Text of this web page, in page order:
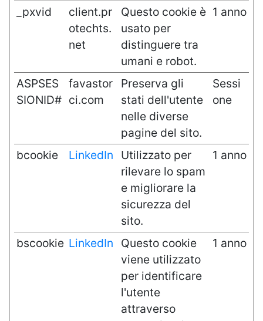
_pxvid
client.pr
otechts.
net
Questo cookie è
usato per
distinguere tra
umani e robot.
1 anno
ASPSES
SIONID#
favastor
ci.com
Preserva gli
stati dell'utente
nelle diverse
pagine del sito.
Sessi
one
bcookie LinkedIn
Utilizzato per
rilevare lo spam
e migliorare la
sicurezza del
sito.
1 anno
bscookie LinkedIn
Questo cookie
viene utilizzato
per identificare
l'utente
attraverso
1 anno